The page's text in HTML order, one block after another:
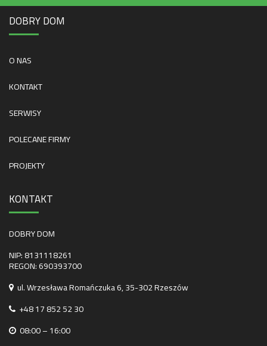
DOBRY DOM
O NAS
KONTAKT
SERWISY
POLECANE FIRMY
PROJEKTY
KONTAKT
DOBRY DOM
NIP: 8131118261
REGON: 690393700
ul. Wrzesława Romańczuka 6, 35-302 Rzeszów
+48 17 852 52 30
08:00 – 16:00